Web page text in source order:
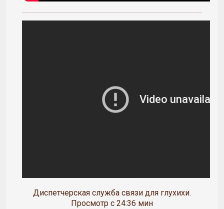
Диспетчерская служба связи для глухихи.
Просмотр с 24:36 мин